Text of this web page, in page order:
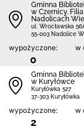
Gminna
w Czernicy.
Nadolicach
ul. Wrocławska
55-003 Nadolice
wypożyczone:
0
w
Gminna
w Kuryłówce
Kuryłówka 527
37-303 Kuryłówka
wypożyczone:
2
w